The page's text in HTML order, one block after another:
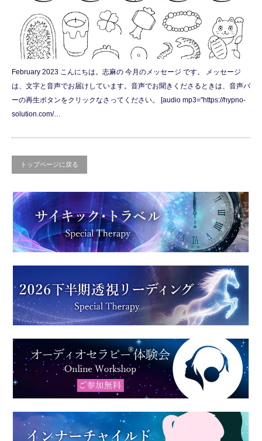
February 2023 こんにちは。志麻の 今月のメッセージ です。 メッセージ
は、文字と音声でお届けしています。音声でお聞きくださるときは、音声バ
ーの再生ボタンをクリックなさってください。 [audio mp3="https://hypno-
solution.com/…
トップページに戻る